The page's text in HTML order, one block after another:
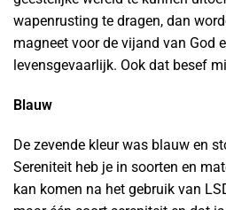
wapenrusting te dragen, dan
magneet voor de vijand van God
levensgevaarlijk. Ook dat besef
Blauw
De zevende kleur was blauw en
Sereniteit heb je in soorten en
kan komen na het gebruik van